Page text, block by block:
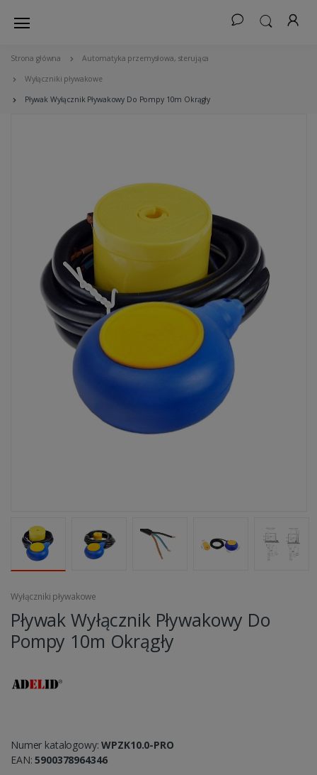
Strona główna Automatyka przemysłowa, sterująca
Wyłączniki pływakowe
Pływak Wyłącznik Pływakowy Do Pompy 10m Okrągły
Wyłączniki pływakowe
Pływak Wyłącznik Pływakowy Do
Pompy 10m Okrągły
Numer katalogowy:WPZK10.0-PRO
EAN:5900378964346